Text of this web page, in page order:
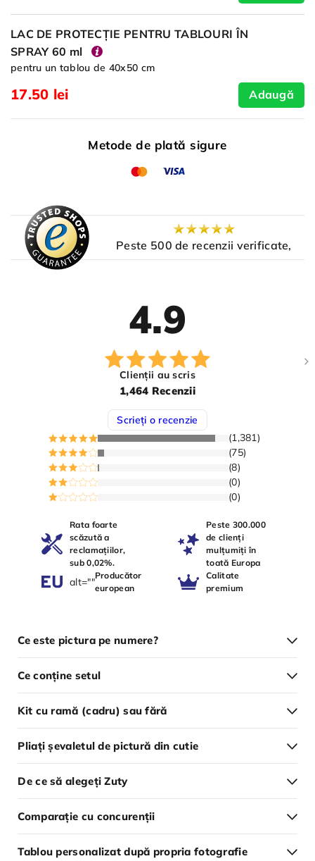
LAC DE PROTECȚIE PENTRU TABLOURI ÎN
SPRAY 60 ml
pentru un tablou de 40x50 cm
17.50 lei Adaugă
Metode de plată sigure
Peste 500 de recenzii verificate,
4.9
Clienții au scris
1,464 Recenzii
Scrieți o recenzie
(1,381)
(75)
(8)
(0)
(0)
Rata foarte
scăzută a
reclamațiilor,
sub 0,02%.
Peste 300.000
de clienți
mulțumiți în
toată Europa
alt=""Producător
european
Calitate
premium
Ce este pictura pe numere?
Ce conține setul
Kit cu ramă (cadru) sau fără
Pliați șevaletul de pictură din cutie
De ce să alegeți Zuty
Comparație cu concurenții
Tablou personalizat după propria fotografie